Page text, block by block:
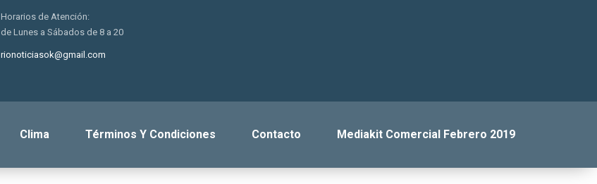
Horarios de Atención:
de Lunes a Sábados de 8 a 20
rionoticiasok@gmail.com
Clima Términos Y Condiciones Contacto Mediakit Comercial Febrero 2019